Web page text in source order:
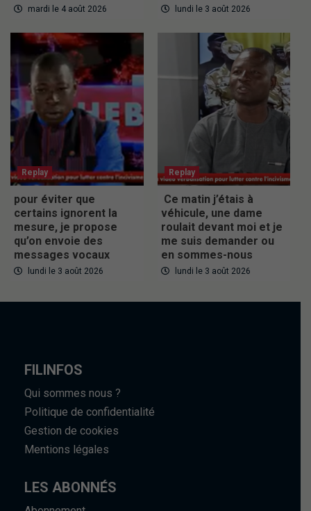
mardi le 4 août 2026 lundi le 3 août 2026
Replay
pour éviter que
certains ignorent la
mesure, je propose
qu’on envoie des
messages vocaux
lundi le 3 août 2026
Replay
Ce matin j’étais à
véhicule, une dame
roulait devant moi et je
me suis demander ou
en sommes-nous
lundi le 3 août 2026
FILINFOS
Qui sommes nous ?
Politique de confidentialité
Gestion de cookies
Mentions légales
LES ABONNÉS